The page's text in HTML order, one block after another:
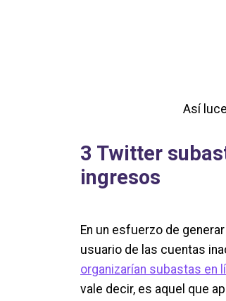
Así
3 Twitter
ingresos
En un esfuerzo de
usuario de las cuentas
organizarían subastas en
vale decir, es aquel que